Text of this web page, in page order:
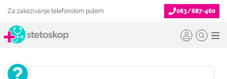
Za zakazivanje telefonskim putem 063/687-460